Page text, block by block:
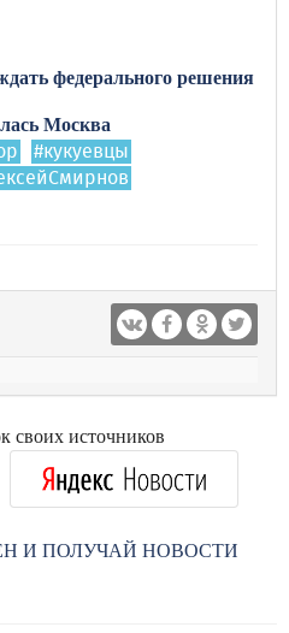
федерального решения
Москва
#кукуевцы
своих источников
И ПОЛУЧАЙ НОВОСТИ